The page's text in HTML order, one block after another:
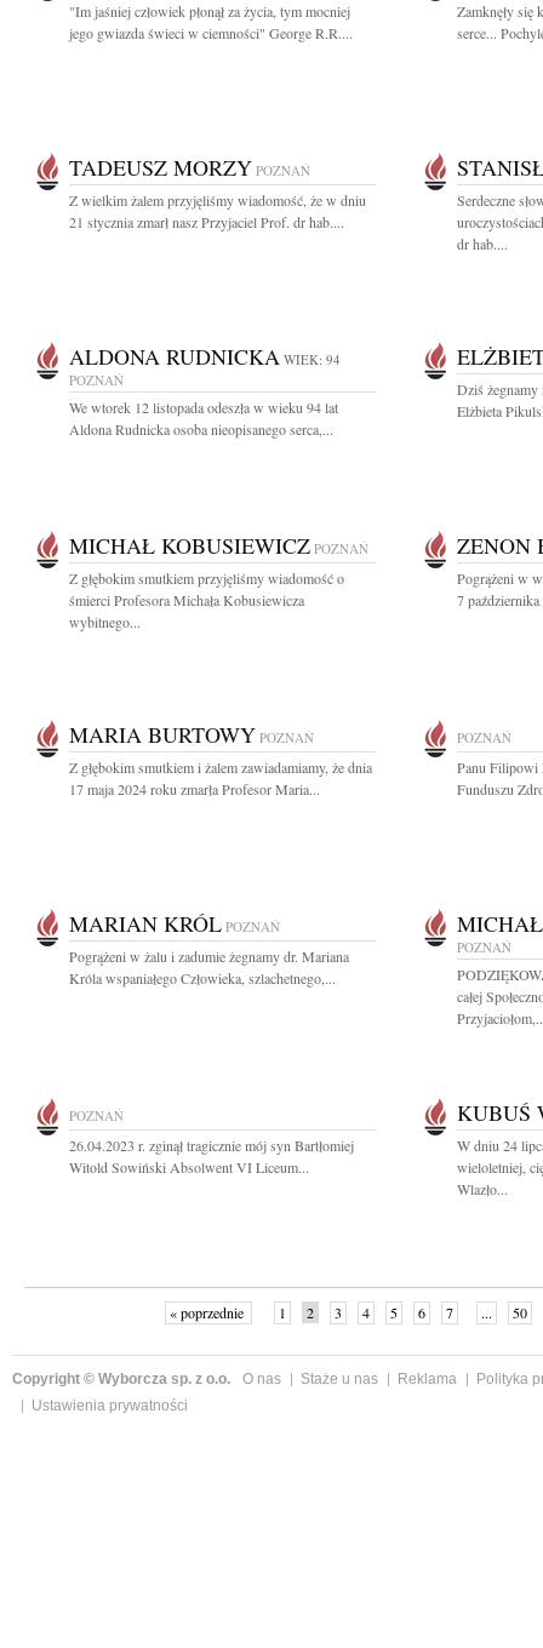
"Im jaśniej człowiek płonął za życia, tym mocniej
jego gwiazda świeci w ciemności" George R.R....
Zamknęły się
serce...
TADEUSZ MORZY POZNAŃ
Z wielkim żalem przyjęliśmy wiadomość, że w dniu
21 stycznia zmarł nasz Przyjaciel Prof. dr hab....
Serdeczne
dr hab....
ALDONA RUDNICKA WIEK: 94
POZNAŃ
We wtorek 12 listopada odeszła w wieku 94 lat
Aldona Rudnicka osoba nieopisanego serca,...
Dziś żegnamy
Elżbieta
MICHAŁ KOBUSIEWICZ POZNAŃ
Z głębokim smutkiem przyjęliśmy wiadomość o
śmierci Profesora Michała Kobusiewicza
wybitnego...
ZENON
Pogrążeni w
7
MARIA BURTOWY POZNAŃ
Z głębokim smutkiem i żalem zawiadamiamy, że dnia
17 maja 2024 roku zmarła Profesor Maria...
POZNAŃ
Panu Filipowi
Funduszu
MARIAN KRÓL POZNAŃ
Pogrążeni w żalu i zadumie żegnamy dr. Mariana
Króla wspaniałego Człowieka, szlachetnego,...
POZNAŃ
całej
POZNAŃ
26.04.2023 r. zginął tragicznie mój syn Bartłomiej
Witold Sowiński Absolwent VI Liceum...
KUBUŚ
W dniu 24
wieloletniej,
Wlazło...
« poprzednie 1 2 3 4 5 6 7 ... 50
Copyright © Wyborcza sp. z o.o. O nas Staże u nas Reklama
Polityka
Ustawienia prywatności